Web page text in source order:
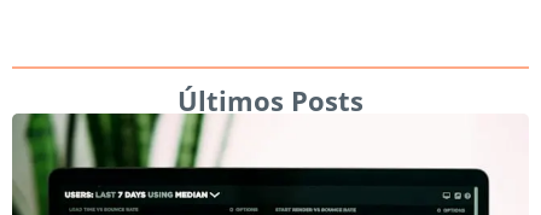
Últimos Posts